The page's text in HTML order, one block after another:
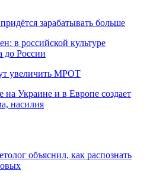
зарабатывать больше
в российской культуре
до России
увеличить МРОТ
Украине и в Европе создает
насилия
объяснил, как распознать